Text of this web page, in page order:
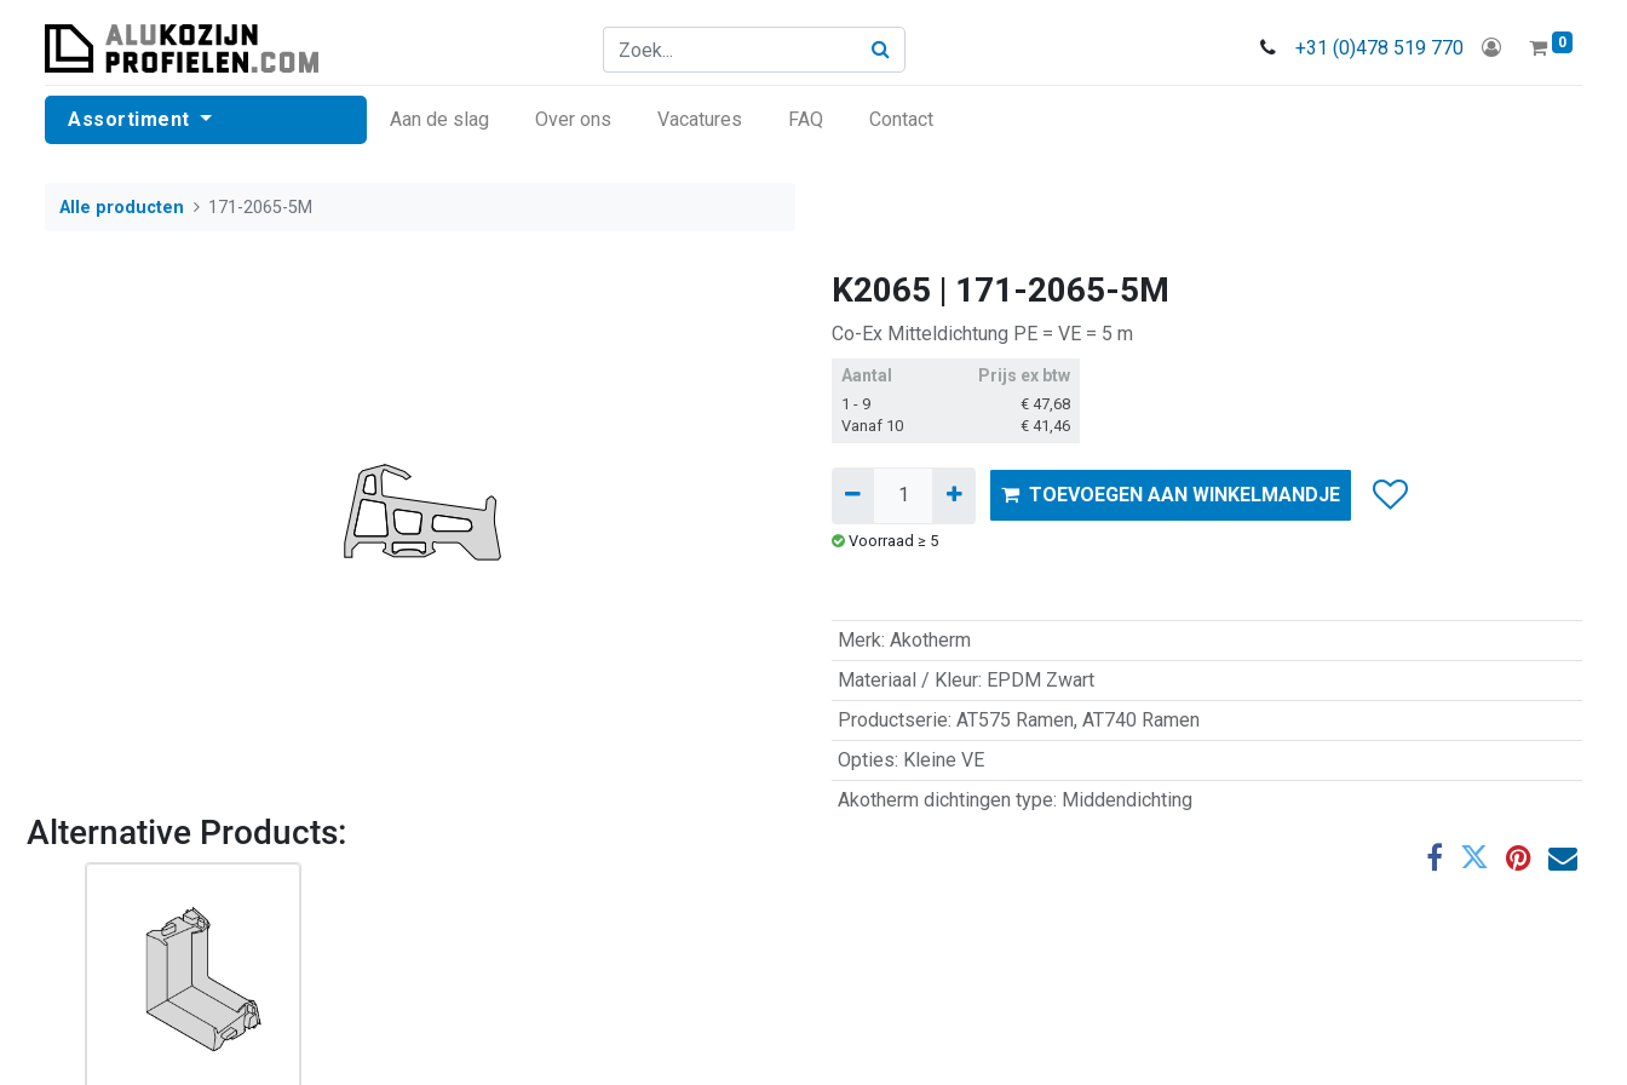
+31 (0)478 519 770 0
Assortiment ​Aan de slag Over ons Vacatures FAQ Contact
Alle producten 171-2065-5M
Alternative Products:
K2065 | 171-2065-5M
Co-Ex Mitteldichtung PE = VE = 5 m
Aantal Prijs ex btw
1 - 9 € 47,68
Vanaf 10
€ 41,46
TOEVOEGEN AAN WINKELMANDJE
Voorraad ≥ 5
Merk: Akotherm
Materiaal / Kleur: EPDM Zwart
Productserie: AT575 Ramen, AT740 Ramen
Opties: Kleine VE
Akotherm dichtingen type: Middendichting